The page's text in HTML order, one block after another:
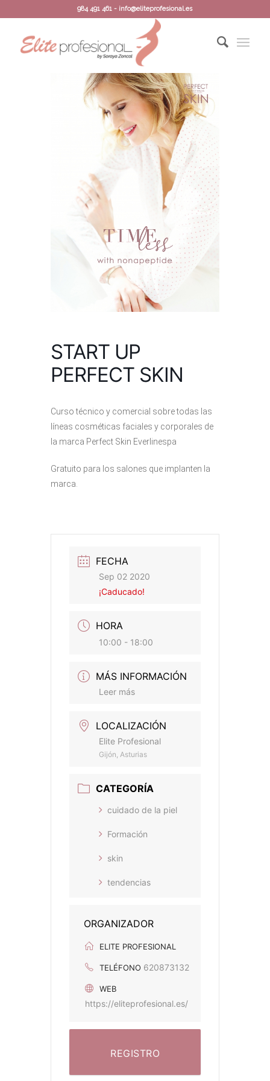
984 491 461 - info@eliteprofesional.es
START UP
PERFECT SKIN
Curso técnico y comercial sobre todas las
líneas cosméticas faciales y corporales de
la marca Perfect Skin Everlinespa
Gratuito para los salones que implanten la
marca.
FECHA
Sep 02 2020
¡Caducado!
HORA
10:00 - 18:00
MÁS INFORMACIÓN
Leer más
LOCALIZACIÓN
Elite Profesional
Gijón, Asturias
CATEGORÍA
cuidado de la piel
Formación
skin
tendencias
ORGANIZADOR
ELITE PROFESIONAL
TELÉFONO 620873132
WEB
https://eliteprofesional.es/
REGISTRO